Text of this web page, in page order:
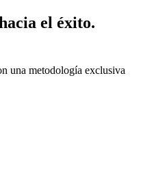
el éxito.
una metodología exclusiva